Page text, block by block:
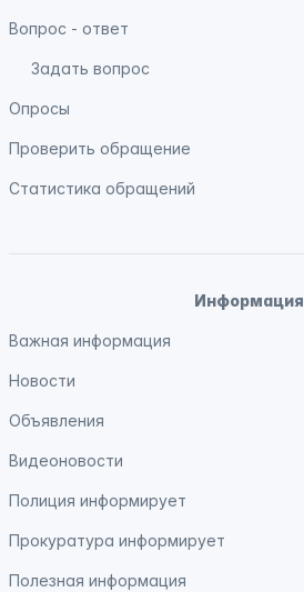
Вопрос - ответ
Задать вопрос
Опросы
Проверить обращение
Статистика обращений
Информация
Важная информация
Новости
Объявления
Видеоновости
Полиция информирует
Прокуратура информирует
Полезная информация